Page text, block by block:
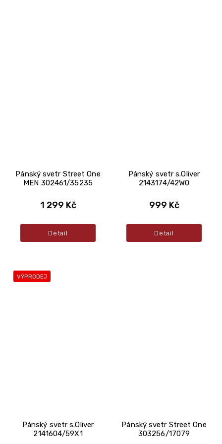
Pánský svetr Street One
MEN 302461/35235
1 299 Kč
Detail
Pánský svetr s.Oliver
2143174/42W0
999 Kč
Detail
VÝPRODEJ
Pánský svetr s.Oliver
2141604/59X1
Pánský svetr Street One
303256/17079